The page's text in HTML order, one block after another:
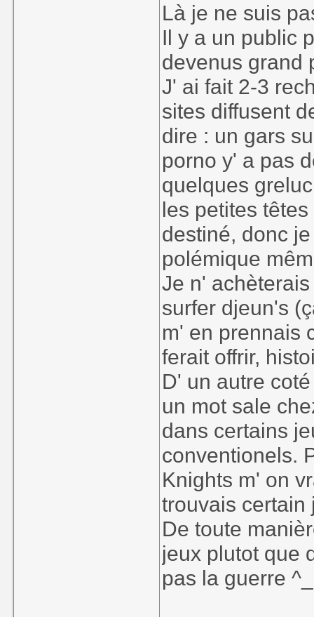
Là je ne suis
Il y a un public
devenus grand
J' ai fait 2-3
sites diffusent
dire : un gars
porno y' a pas
quelques
les petites
destiné, donc
polémique
Je n'
surfer djeun's
m' en prennais
ferait offrir,
D' un autre
un mot sale
dans certains
conventionels.
Knights m' on
trouvais certain
De toute
jeux plutot que
pas la guerre